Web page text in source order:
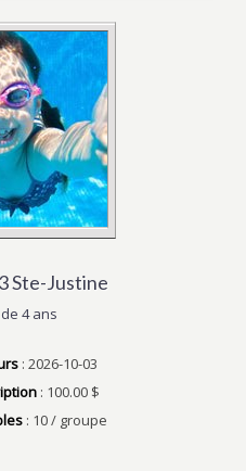
Ste-Justine
4 ans
: 2026-10-03
: 100.00 $
: 10 / groupe